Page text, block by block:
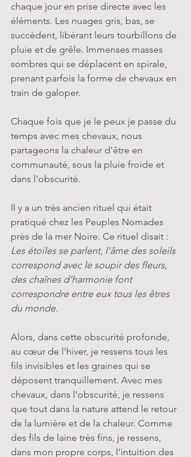
chaque jour en prise directe avec les
éléments. Les nuages gris, bas, se
succèdent, libérant leurs tourbillons de
pluie et de grêle. Immenses masses
sombres qui se déplacent en spirale,
prenant parfois la forme de chevaux en
train de galoper.
Chaque fois que je le peux je passe du
temps avec mes chevaux, nous
partageons la chaleur d'être en
communauté, sous la pluie froide et
dans l'obscurité.
Il y a un très ancien rituel qui était
pratiqué chez les Peuples Nomades
près de la mer Noire. Ce rituel disait :
Les étoiles se parlent, l’âme des soleils
correspond avec le soupir des fleurs,
des chaînes d’harmonie font
correspondre entre eux tous les êtres
du monde.
Alors, dans cette obscurité profonde,
au cœur de l'hiver, je ressens tous les
fils invisibles et les graines qui se
déposent tranquillement. Avec mes
chevaux, dans l’obscurité, je ressens
que tout dans la nature attend le retour
de la lumière et de la chaleur. Comme
des fils de laine très fins, je ressens,
dans mon propre corps, l’intuition des